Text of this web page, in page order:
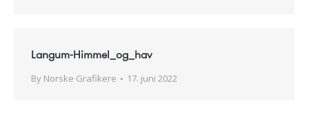
Langum-Himmel_og_hav
By Norske Grafikere 17. juni 2022